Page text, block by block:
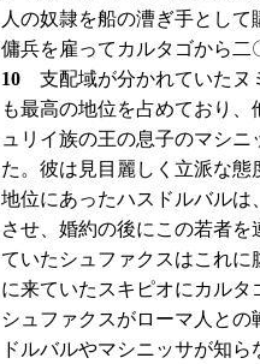
人の奴隷を船の漕ぎ手とし
傭兵を雇ってカルタゴから二
10 支配域が分かれていたヌ
も最高の地位を占めており
ュリイ族の王の息子のマシ
た。彼は見目麗しく立派な
地位にあったハスドルバル
させ、婚約の後にこの若者
ていたシュファクスはこれ
に来ていたスキピオにカルタ
シュファクスがローマ人と
ドルバルやマシニッサが知